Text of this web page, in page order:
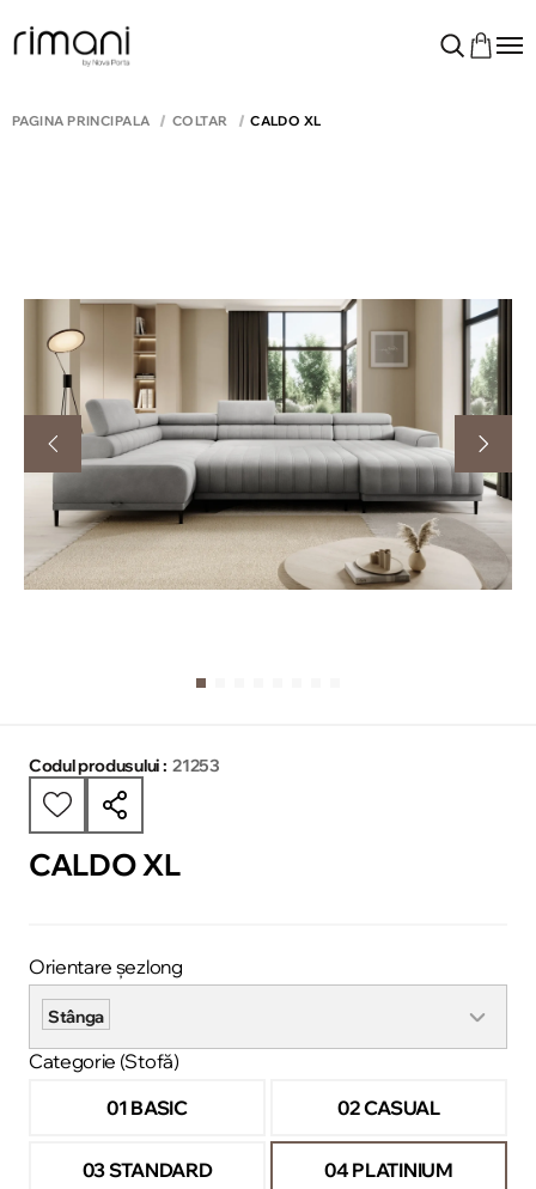
PAGINA PRINCIPALĂ COLTAR CALDO XL
Codul produsului : 21253
CALDO XL
Orientare șezlong
Stânga
Categorie (Stofă)
01 BASIC
02 CASUAL
03 STANDARD 04 PLATINIUM